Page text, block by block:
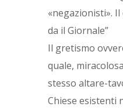
«negazionisti».
da il Giornale”
Il gretismo
quale,
stesso altare-
Chiese esistenti